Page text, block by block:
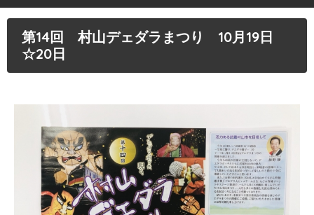
第14回 村山デェダラまつり 10月19日
☆20日